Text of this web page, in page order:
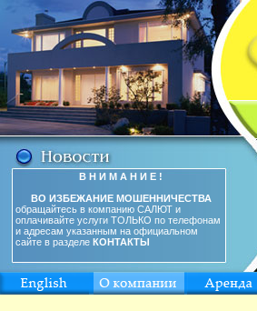
В Н И М А Н И Е !
ВО ИЗБЕЖАНИЕ МОШЕННИЧЕСТВА
обращайтесь в компанию САЛЮТ и
оплачивайте услуги ТОЛЬКО по телефонам
и адресам указанным на официальном
сайте в разделе КОНТАКТЫ